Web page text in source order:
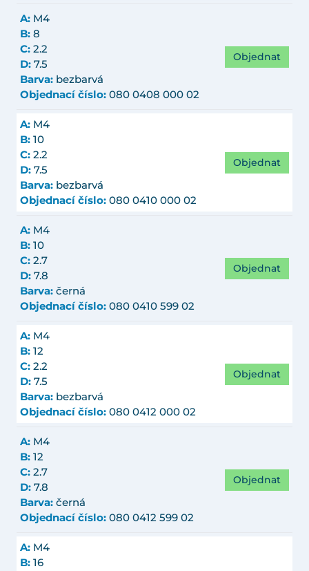
A: M4
B: 8
C: 2.2
D: 7.5
Barva: bezbarvá
Objednací číslo: 080 0408 000 02
Objednat
A: M4
B: 10
C: 2.2
D: 7.5
Barva: bezbarvá
Objednací číslo: 080 0410 000 02
Objednat
A: M4
B: 10
C: 2.7
D: 7.8
Barva: černá
Objednací číslo: 080 0410 599 02
Objednat
A: M4
B: 12
C: 2.2
D: 7.5
Barva: bezbarvá
Objednací číslo: 080 0412 000 02
Objednat
A: M4
B: 12
C: 2.7
D: 7.8
Barva: černá
Objednací číslo: 080 0412 599 02
Objednat
A: M4
B: 16